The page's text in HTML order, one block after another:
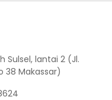
Sulsel, lantai 2 (Jl.
38 Makassar)